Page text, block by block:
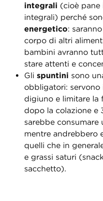
integrali (cioè
integrali) perché
energetico:
corpo di altri
bambini avranno
stare attenti e
Gli spuntini sono
obbligatori: servono
digiuno e limitare la
dopo la colazione
sarebbe
mentre andrebbero
quelli che in
e grassi saturi
sacchetto).